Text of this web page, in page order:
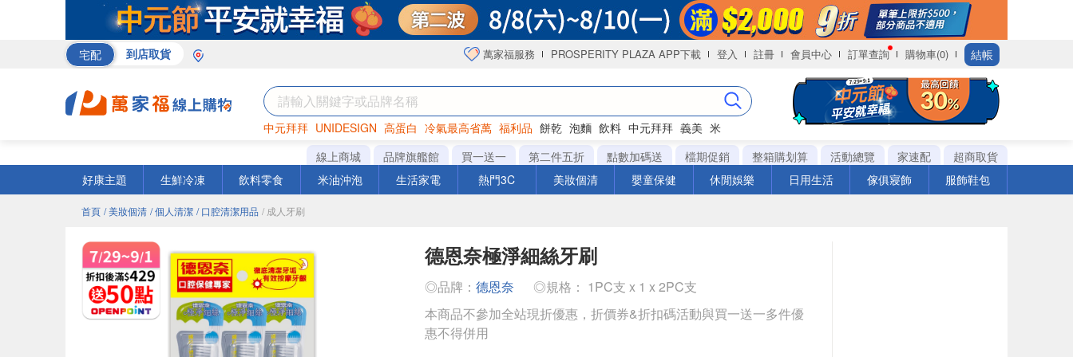
宅配 到店取貨 萬家福服務 PROSPERITY PLAZA APP下載 登入 註冊 會員中心 訂單查詢 購物車(0) 結帳
中元拜拜 UNIDESIGN 高蛋白 冷氣最高省萬 福利品 餅乾 泡麵 飲料 中元拜拜 義美 米
罐頭 咖啡 海苔
線上商城 品牌旗艦館 買一送一 第二件五折 點數加碼送 檔期促銷 整箱購划算 活動總覽 家速配
超商取貨
好康主題
生鮮冷凍 飲料零食 米油沖泡 生活家電 熱門3C 美妝個清 嬰童保健 休閒娛樂 日用生活 傢俱寢飾 服飾鞋包
首頁 / 美妝個清 / 個人清潔 / 口腔清潔用品 / 成人牙刷
德恩奈極淨細絲牙刷
◎品牌： 德恩奈
◎規格： 1PC支 x 1 x 2PC支
本商品不參加全站現折優惠，折價券&折扣碼活動與買一送一多件優
惠不得併用